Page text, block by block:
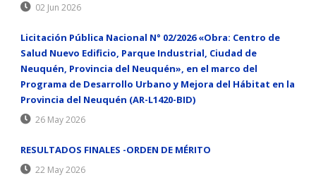
02 Jun 2026
Licitación Pública Nacional N° 02/2026 «Obra: Centro de
Salud Nuevo Edificio, Parque Industrial, Ciudad de
Neuquén, Provincia del Neuquén», en el marco del
Programa de Desarrollo Urbano y Mejora del Hábitat en la
Provincia del Neuquén (AR-L1420-BID)
26 May 2026
RESULTADOS FINALES -ORDEN DE MÉRITO
22 May 2026